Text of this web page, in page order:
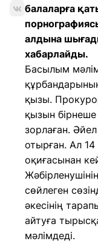
балаларға
алдына
хабарлайды.
Басылым
қызы.
қызын
зорлаған. Әйел
отырған. Ал
оқиғасынан
сөйлеген
әкесінің
айтуға
мәлімдеді.